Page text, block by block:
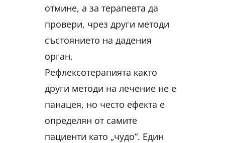
отмине, а за терапевта да
провери, чрез други методи
състоянието на дадения
орган.
Рефлексотерапията както
други методи на лечение не е
панацея, но често ефекта е
определян от самите
пациенти като „чудо“. Един